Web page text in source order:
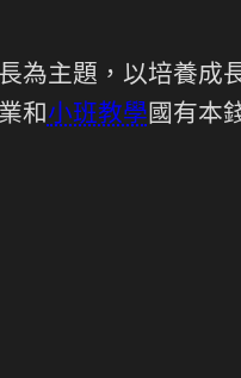
為主題，以培養成
和小班教學國有本